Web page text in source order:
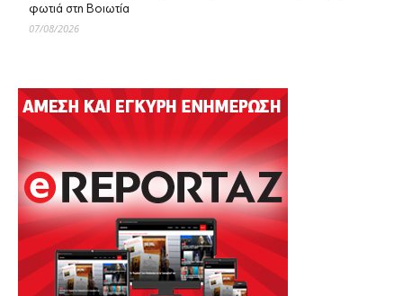
φωτιά στη Βοιωτία
07/08/2026